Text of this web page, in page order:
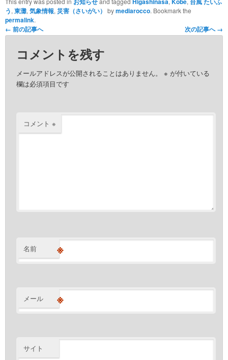
う,東灘,気象情報, 災害（さいがい） bymediarocco. Bookmark the
permalink.
← 前の記事へ 次の記事へ→
コメントを残す
メールアドレスが公開されることはありません。 ※ が付いている
欄は必須項目です
コメント※
名前 ※
メール ※
サイト